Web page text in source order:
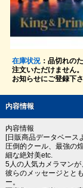
在庫状況：品切れの
注文いただけません
お知らせにご登録下
内容情報
内容情報
[日販商品データベース
圧倒的クール、最強の
細な絶対美etc.
5人の人気カメラマンが
彼らのメッセージとと
ー。